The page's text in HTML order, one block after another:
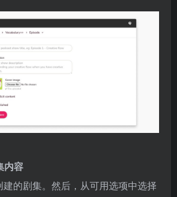
内容
的剧集。然后，从可用选项中选择